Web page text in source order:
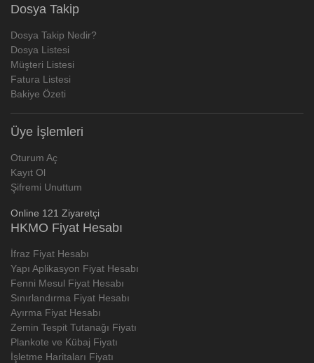
Dosya Takip
Dosya Takip Nedir?
Dosya Listesi
Müşteri Listesi
Fatura Listesi
Bakiye Özeti
Üye İşlemleri
Oturum Aç
Kayıt Ol
Şifremi Unuttum
Online 121 Ziyaretçi
HKMO Fiyat Hesabı
İfraz Fiyat Hesabı
Yapı Aplikasyon Fiyat Hesabı
Fenni Mesul Fiyat Hesabı
Sınırlandırma Fiyat Hesabı
Ayırma Fiyat Hesabı
Zemin Tespit Tutanağı Fiyatı
Plankote ve Kübaj Fiyatı
İşletme Haritaları Fiyatı